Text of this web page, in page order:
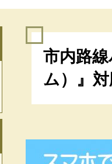
市内路
ム）』